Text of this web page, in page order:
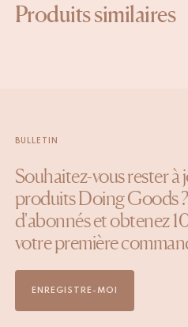
Produits similaires
BULLETIN
Souhaitez-vous rester à
produits Doing Goods
d'abonnés et obtenez
votre première
ENREGISTRE-MOI